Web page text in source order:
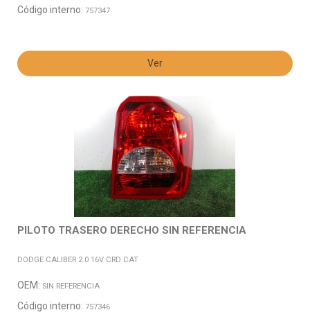
Código interno: 757347
Ver
PILOTO TRASERO DERECHO SIN REFERENCIA
DODGE CALIBER 2.0 16V CRD CAT
OEM: SIN REFERENCIA
Código interno: 757346